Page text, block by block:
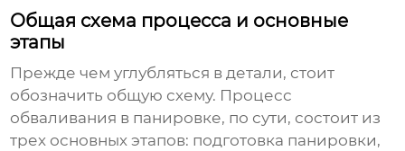
Общая схема процесса и основные
этапы
Прежде чем углубляться в детали, стоит
обозначить общую схему. Процесс
обваливания в панировке, по сути, состоит из
трех основных этапов: подготовка панировки,